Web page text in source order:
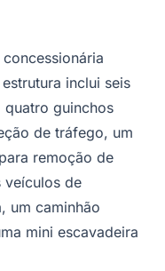
inclui seis
quatro guinchos
de tráfego, um
remoção de
veículos de
um caminhão
mini escavadeira